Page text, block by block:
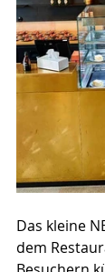
Das kleine
dem